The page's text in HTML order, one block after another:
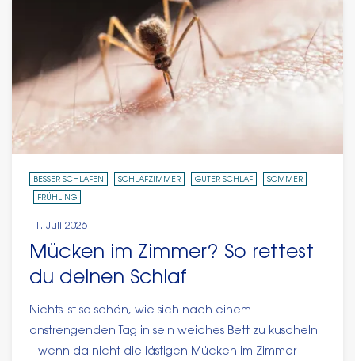
BESSER SCHLAFEN SCHLAFZIMMER GUTER SCHLAF SOMMER
FRÜHLING
11. Juli 2026
Mücken im Zimmer? So rettest
du deinen Schlaf
Nichts ist so schön, wie sich nach einem
anstrengenden Tag in sein weiches Bett zu kuscheln
– wenn da nicht die lästigen Mücken im Zimmer